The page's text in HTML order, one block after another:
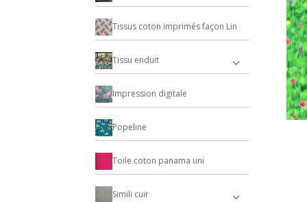
Tissus coton imprimés façon Lin
Tissu enduit
Impression digitale
Popeline
Toile coton panama uni
Simili cuir